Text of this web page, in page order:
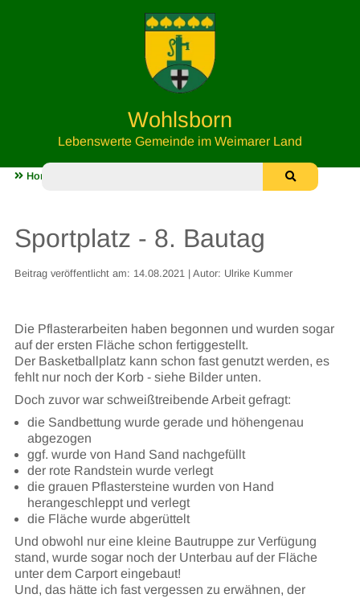
Wohlsborn
Lebenswerte Gemeinde im Weimarer Land
Home
Sportplatz - 8. Bautag
Beitrag veröffentlicht am: 14.08.2021 | Autor: Ulrike Kummer
Die Pflasterarbeiten haben begonnen und wurden sogar
auf der ersten Fläche schon fertiggestellt.
Der Basketballplatz kann schon fast genutzt werden, es
fehlt nur noch der Korb - siehe Bilder unten.
Doch zuvor war schweißtreibende Arbeit gefragt:
die Sandbettung wurde gerade und höhengenau
abgezogen
ggf. wurde von Hand Sand nachgefüllt
der rote Randstein wurde verlegt
die grauen Pflastersteine wurden von Hand
herangeschleppt und verlegt
die Fläche wurde abgerüttelt
Und obwohl nur eine kleine Bautruppe zur Verfügung
stand, wurde sogar noch der Unterbau auf der Fläche
unter dem Carport eingebaut!
Und, das hätte ich fast vergessen zu erwähnen, der